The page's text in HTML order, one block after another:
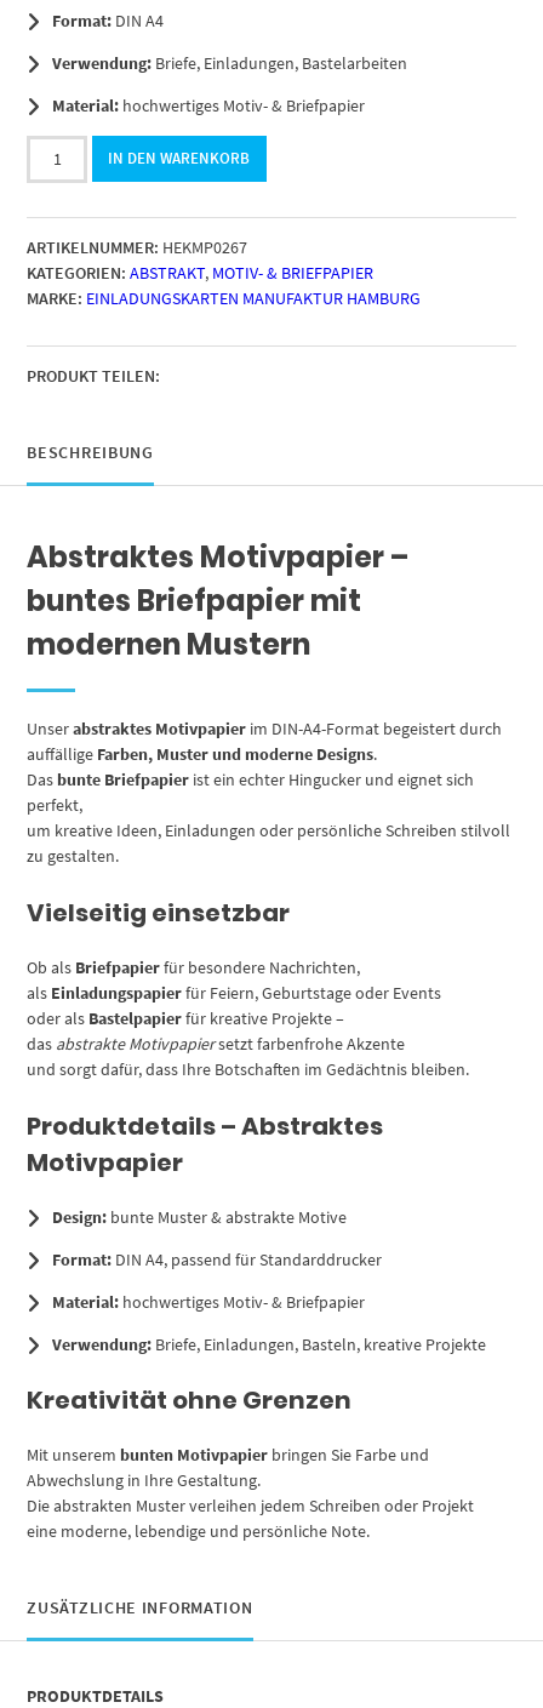
Format: DIN A4
Verwendung: Briefe, Einladungen, Bastelarbeiten
Material: hochwertiges Motiv- & Briefpapier
50
Blatt
DIN
A4,
Motiv
Holz
(5
Motive),
bedruckt
Menge
IN DEN WARENKORB
ARTIKELNUMMER: HEKMP0267
KATEGORIEN: ABSTRAKT, MOTIV- & BRIEFPAPIER
MARKE: EINLADUNGSKARTEN MANUFAKTUR HAMBURG
PRODUKT TEILEN:
BESCHREIBUNG
Abstraktes Motivpapier –
buntes Briefpapier mit
modernen Mustern
Unserabstraktes Motivpapier im DIN-A4-Format begeistert durch
auffällige Farben, Muster und moderne Designs.
Das bunte Briefpapier ist ein echter Hingucker und eignet sich
perfekt,
um kreative Ideen, Einladungen oder persönliche Schreiben stilvoll
zu gestalten.
Vielseitig einsetzbar
Ob als Briefpapierfür besondere Nachrichten,
als Einladungspapierfür Feiern, Geburtstage oder Events
oder als Bastelpapierfür kreative Projekte –
das abstrakte Motivpapiersetzt farbenfrohe Akzente
und sorgt dafür, dass Ihre Botschaften im Gedächtnis bleiben.
Produktdetails – Abstraktes
Motivpapier
Design: bunte Muster & abstrakte Motive
Format: DIN A4, passend für Standarddrucker
Material: hochwertiges Motiv- & Briefpapier
Verwendung: Briefe, Einladungen, Basteln, kreative Projekte
Kreativität ohne Grenzen
Mit unserem bunten Motivpapier bringen Sie Farbe und
Abwechslung in Ihre Gestaltung.
Die abstrakten Muster verleihen jedem Schreiben oder Projekt
eine moderne, lebendige und persönliche Note.
ZUSÄTZLICHE INFORMATION
PRODUKTDETAILS